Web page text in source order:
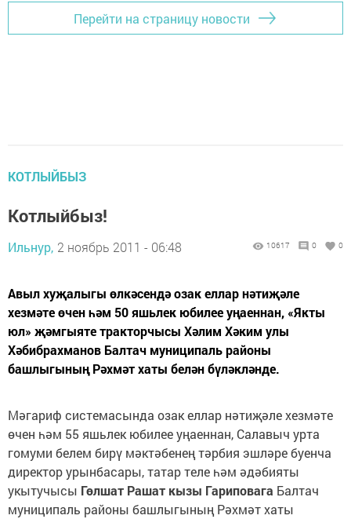
Перейти на страницу новости
КОТЛЫЙБЫЗ
Котлыйбыз!
Ильнур, 2 ноябрь 2011 - 06:48 10617 0 0
Авыл хуҗалыгы өлкәсендә озак еллар нәтиҗәле
хезмәте өчен һәм 50 яшьлек юбилее уңаен­нан, «Якты
юл» җәмгыяте тракторчысы Хәлим Хәким улы
Хәбибрахманов Балтач муници­паль районы
башлыгының Рәхмәт хаты белән бүләкләнде.
Мәгариф системасында озак еллар нәтиҗәле хезмәте
өчен һәм 55 яшьлек юбилее уңаен­нан, Салавыч урта
гомуми белем бирү мәктәбенең тәрбия эшләре буенча
директор урынба­сары, татар теле һәм әдәбияты
укытучысы Гөлшат Рашат кызы Гариповага Балтач
муници­паль районы башлыгының Рәхмәт хаты